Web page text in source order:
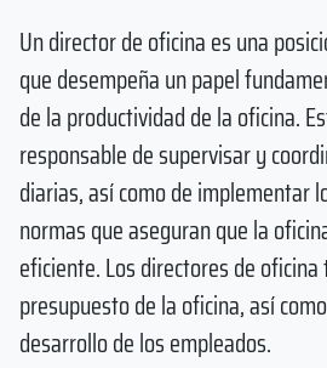
Un director de oficina es una
que desempeña un papel
de la productividad de la oficina.
responsable de supervisar y
diarias, así como de implementar
normas que aseguran que la
eficiente. Los directores de
presupuesto de la oficina, así
desarrollo de los empleados.